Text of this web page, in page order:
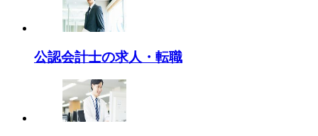
公認会計士の求人・転職